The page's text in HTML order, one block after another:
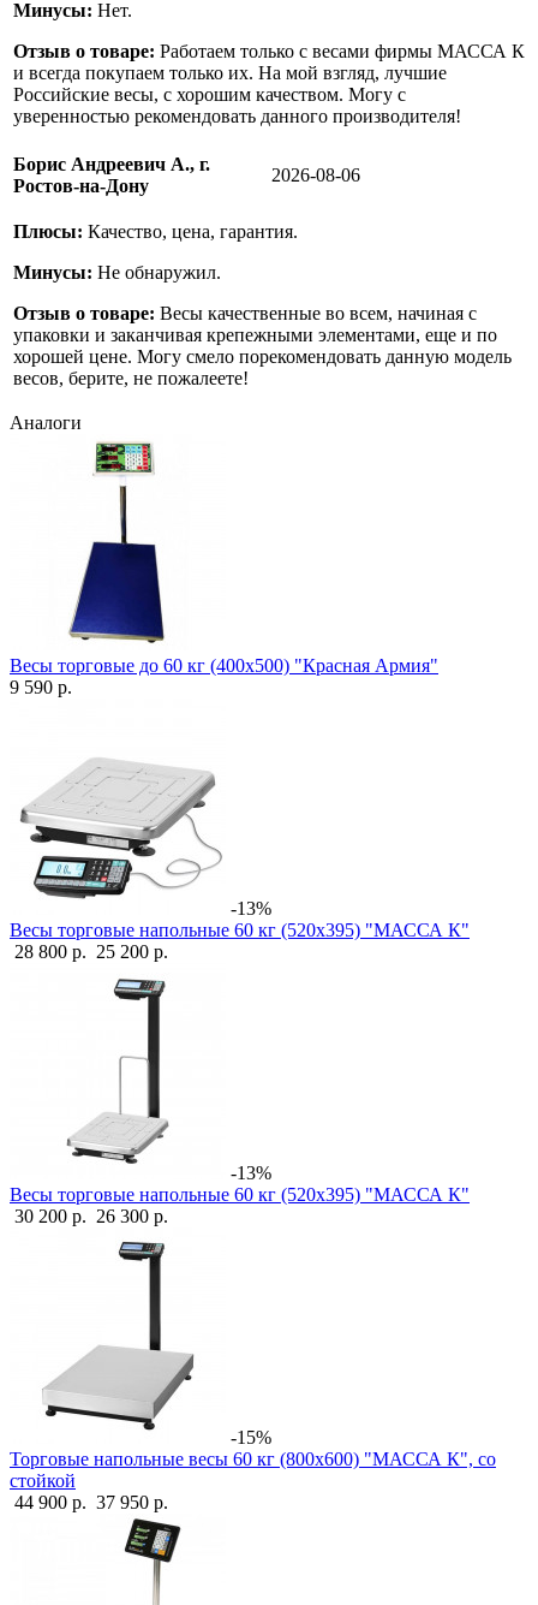
Минусы: Нет.
Отзыв о товаре: Работаем только с весами фирмы МАССА К
и всегда покупаем только их. На мой взгляд, лучшие
Российские весы, с хорошим качеством. Могу с
уверенностью рекомендовать данного производителя!
Борис Андреевич А., г.
Ростов-на-Дону
2026-08-06
Плюсы: Качество, цена, гарантия.
Минусы: Не обнаружил.
Отзыв о товаре: Весы качественные во всем, начиная с
упаковки и заканчивая крепежными элементами, еще и по
хорошей цене. Могу смело порекомендовать данную модель
весов, берите, не пожалеете!
Аналоги
Весы торговые до 60 кг (400х500) "Красная Армия"
9 590 р.
-13%
Весы торговые напольные 60 кг (520х395) "МАССА К"
28 800 р. 25 200 р.
-13%
Весы торговые напольные 60 кг (520х395) "МАССА К"
30 200 р. 26 300 р.
-15%
Торговые напольные весы 60 кг (800х600) "МАССА К", со
стойкой
44 900 р. 37 950 р.